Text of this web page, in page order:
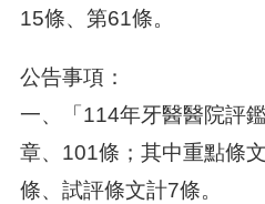
15條、第61條。
公告事項：
一、「114年牙醫醫院評
章、101條；其中重點條
條、試評條文計7條。